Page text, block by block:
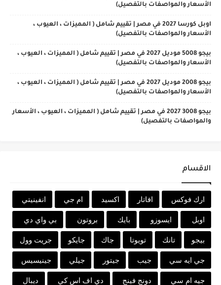
الأسعار والمواصفات بالتفصيل)
اوبل كورسا 2027 في مصر | تقييم شامل ( المميزات ، العيوب ،
الأسعار والمواصفات بالتفصيل)
بيجو 5008 موديل 2027 في مصر | تقييم شامل ( المميزات ، العيوب ،
الأسعار والمواصفات بالتفصيل)
بيجو 2008 موديل 2027 في مصر | تقييم شامل ( المميزات ، العيوب ،
الأسعار والمواصفات بالتفصيل)
بيجو 3008 2027 في مصر | تقييم شامل ( المميزات ، العيوب ، الأسعار
والمواصفات بالتفصيل)
الاقسام
ارك فوكس افاتار اكسيد ام جي انفينيتي
اوبل ايسوزو بايك بروتون بي واي دي
بيجو تانك تويوتا جاك جايكو جريت وول
جي ايه سي جيب جيتور جيلي جينيسيس
جيه ام سي دونج فينج دي اف اس كي ديبال